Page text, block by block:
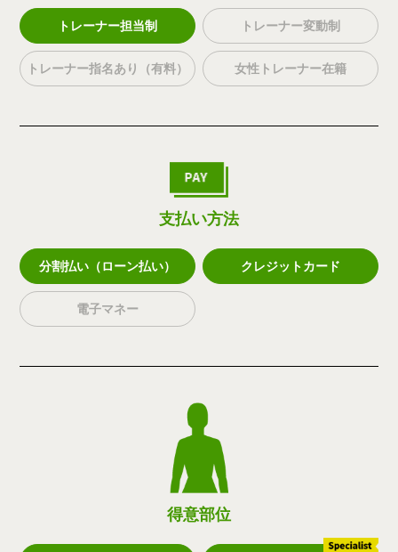
トレーナー担当制 トレーナー変動制
トレーナー指名あり（有料） 女性トレーナー在籍
支払い方法
分割払い（ローン払い） クレジットカード
電子マネー
得意部位